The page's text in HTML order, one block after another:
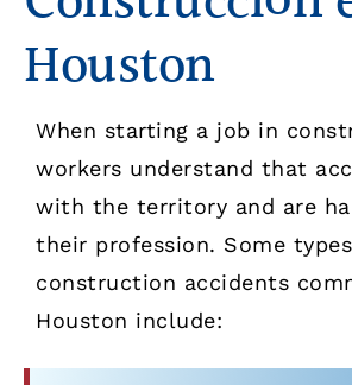
Houston
When starting a job in
workers understand that
with the territory and are
their profession. Some
construction accidents
Houston include: